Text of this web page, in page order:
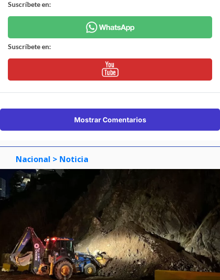
Suscríbete en:
Suscríbete en:
Mostrar Comentarios
Nacional > Noticia